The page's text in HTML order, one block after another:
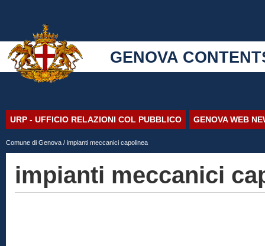
GENOVA
URP - UFFICIO RELAZIONI COL PUBBLICO GENOVA WEB
Comune di Genova / impianti meccanici capolinea
impianti meccanici